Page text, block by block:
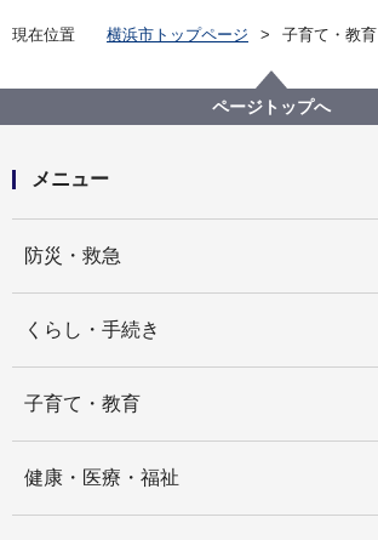
現在位置 横浜市トップページ 子育て・教育
ページトップへ
メニュー
防災・救急
くらし・手続き
子育て・教育
健康・医療・福祉